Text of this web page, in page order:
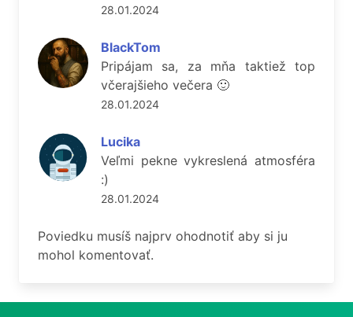
28.01.2024
BlackTom
Pripájam sa, za mňa taktiež top
včerajšieho večera 🙂
28.01.2024
Lucika
Veľmi pekne vykreslená atmosféra
:)
28.01.2024
Poviedku musíš najprv ohodnotiť aby si ju
mohol komentovať.